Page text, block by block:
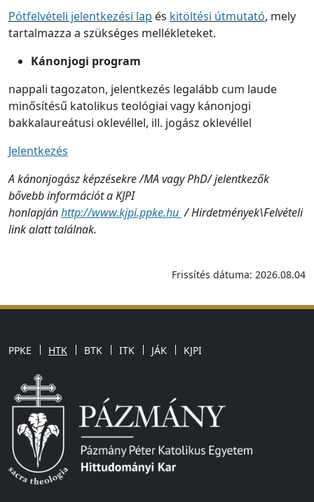
Pótfelvételi jelentkezési lap és kitöltési útmutató, mely
tartalmazza a szükséges mellékleteket.
Kánonjogi program
nappali tagozaton, jelentkezés legalább cum laude
minősítésű katolikus teológiai vagy kánonjogi
bakkalaureátusi oklevéllel, ill. jogász oklevéllel
Jelentkezés
A kánonjogász képzésekre /MA vagy PhD/ jelentkezők
bővebb információt a KJPI
honlapjánhttp://www.kjpi.ppke.hu / Hirdetmények\Felvételi
link alatt találnak.
Frissítés dátuma: 2026.08.04
PPKE HTK BTK ITK JÁK KJPI